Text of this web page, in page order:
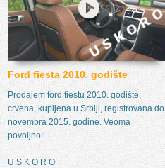
Ford fiesta 2010. godište
Prodajem ford fiestu 2010. godište,
crvena, kupljena u Srbiji, registrovana do
novembra 2015. godine. Veoma
povoljno! ...
U S K O R O